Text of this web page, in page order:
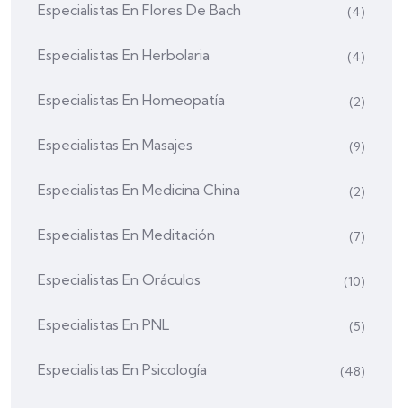
Especialistas En Flores De Bach (4)
Especialistas En Herbolaria (4)
Especialistas En Homeopatía (2)
Especialistas En Masajes (9)
Especialistas En Medicina China (2)
Especialistas En Meditación (7)
Especialistas En Oráculos (10)
Especialistas En PNL (5)
Especialistas En Psicología (48)